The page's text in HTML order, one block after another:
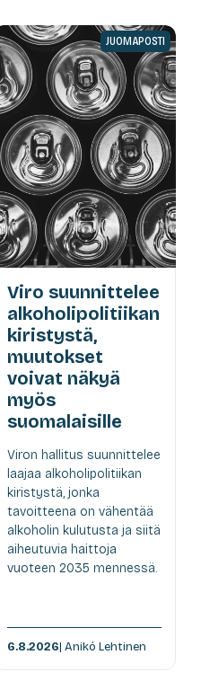
JUOMAPOSTI
Viro suunnittelee
alkoholipolitiikan
kiristystä,
muutokset
voivat näkyä
myös
suomalaisille
Viron hallitus suunnittelee
laajaa alkoholipolitiikan
kiristystä, jonka
tavoitteena on vähentää
alkoholin kulutusta ja siitä
aiheutuvia haittoja
vuoteen 2035 mennessä.
6.8.2026| Anikó Lehtinen